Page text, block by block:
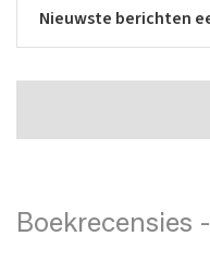
Boekrecensies -